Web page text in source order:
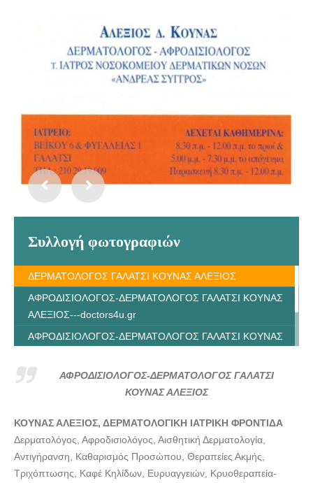
Συλλογή φωτογραφιών
ΔΕΡΜΑΤΟΛΟΓΟΣ ΓΑΛΑΤΣΙ ΚΟΥΝΑΣ ΑΛΕΞΙΟΣ
ΑΦΡΟΔΙΣΙΟΛΟΓΟΣ-ΔΕΡΜΑΤΟΛΟΓΟΣ ΓΑΛΑΤΣΙ ΚΟΥΝΑΣ
ΑΛΕΞΙΟΣ---doctors4u.gr
ΑΦΡΟΔΙΣΙΟΛΟΓΟΣ-ΔΕΡΜΑΤΟΛΟΓΟΣ ΓΑΛΑΤΣΙ ΚΟΥΝΑΣ
ΑΦΡΟΔΙΣΙΟΛΟΓΟΣ-ΔΕΡΜΑΤΟΛΟΓΟΣ ΓΑΛΑΤΣΙ ΚΟΥΝΑΣ
ΑΛΕΞΙΟΣ---doctors4u.gr
ΑΦΡΟΔΙΣΙΟΛΟΓΟΣ-ΔΕΡΜΑΤΟΛΟΓΟΣ ΓΑΛΑΤΣΙ
ΚΟΥΝΑΣ ΑΛΕΞΙΟΣ
ΚΟΥΝΑΣ ΑΛΕΞΙΟΣ, ΔΕΡΜΑΤΟΛΟΓΙΚΗ ΙΑΤΡΙΚΗ ΦΡΟΝΤΙΔΑ
Δερματολόγος, Αφροδισιολόγος, Αισθητική Δερματολογία,
Αντιγήρανση, Καθαρισμός Προσώπου, Θεραπείες Ακμής,
Τριχόπτωσης, Καφέ Κηλίδων, Ευρυαγγειών, Κρυοθεραπεία-